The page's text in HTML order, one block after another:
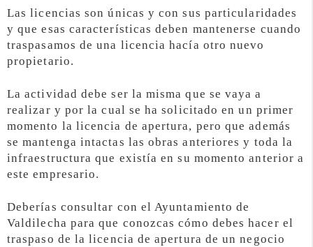
Las licencias son únicas y con sus particularidades
y que esas características deben mantenerse cuando
traspasamos de una licencia hacía otro nuevo
propietario.
La actividad debe ser la misma que se vaya a
realizar y por la cual se ha solicitado en un primer
momento la licencia de apertura, pero que además
se mantenga intactas las obras anteriores y toda la
infraestructura que existía en su momento anterior a
este empresario.
Deberías consultar con el Ayuntamiento de
Valdilecha para que conozcas cómo debes hacer el
traspaso de la licencia de apertura de un negocio